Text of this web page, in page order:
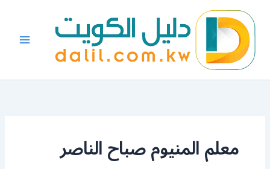
المحتوى
معلم المنيوم صباح الناصر